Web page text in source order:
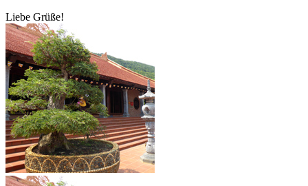
Liebe Grüße!